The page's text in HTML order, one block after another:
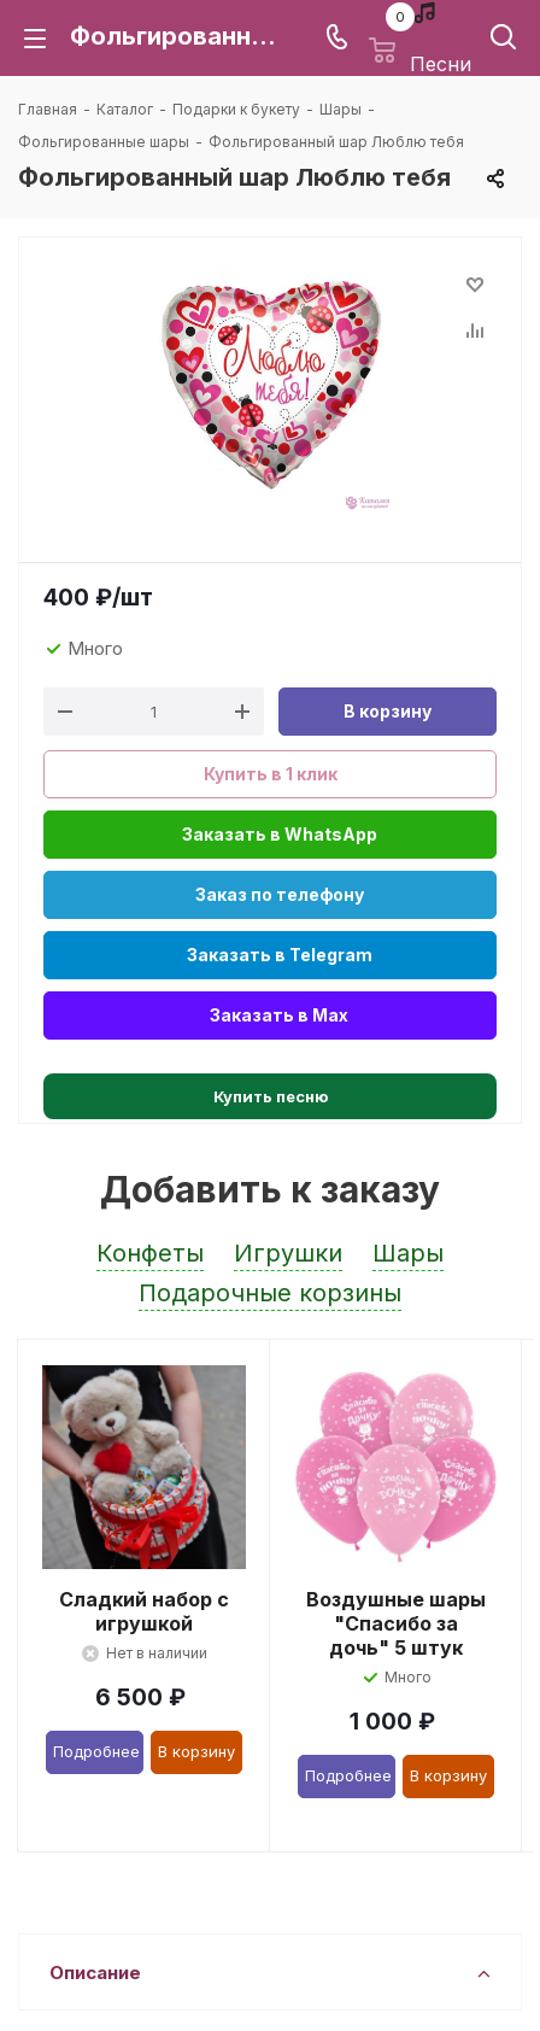
Фольгированный шар Люблю тебя: цена и доставка в Воронеже | Каталея
0
Песни
Главная - Каталог - Подарки к букету - Шары -
Фольгированные шары - Фольгированный шар Люблю тебя
Фольгированный шар Люблю тебя
400 ₽/шт
Много
В корзину
Купить в 1 клик
Заказать в WhatsApp
Заказ по телефону
Заказать в Telegram
Заказать в Max
Купить песню
Добавить к заказу
Конфеты Игрушки
Шары
Подарочные корзины
Сладкий набор с
игрушкой
Нет в наличии
6 500 ₽
Подробнее В корзину
Воздушные шары
"Спасибо за
дочь" 5 штук
Много
1 000 ₽
Подробнее В корзину
Описание